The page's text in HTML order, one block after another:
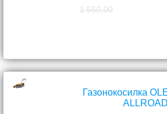
1 550,00
Газонокосилка